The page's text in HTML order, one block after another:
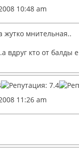
10:48 am
жутко мнительная..
вдруг кто от
11:26 am